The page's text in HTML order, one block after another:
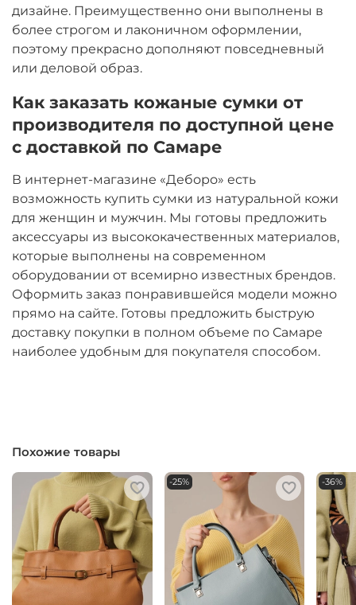
дизайне. Преимущественно они выполнены в
более строгом и лаконичном оформлении,
поэтому прекрасно дополняют повседневный
или деловой образ.
Как заказать кожаные сумки от
производителя по доступной цене
с доставкой по Самаре
В интернет-магазине «Деборо» есть
возможность купить сумки из натуральной кожи
для женщин и мужчин. Мы готовы предложить
аксессуары из высококачественных материалов,
которые выполнены на современном
оборудовании от всемирно известных брендов.
Оформить заказ понравившейся модели можно
прямо на сайте. Готовы предложить быструю
доставку покупки в полном объеме по Самаре
наиболее удобным для покупателя способом.
Похожие товары
-25% -36%